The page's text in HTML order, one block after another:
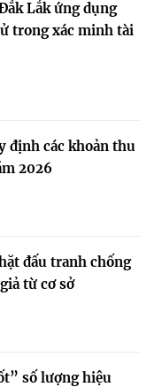
Lắk ứng dụng
trong xác minh tài
định các khoản thu
2026
đấu tranh chống
từ cơ sở
số lượng hiệu